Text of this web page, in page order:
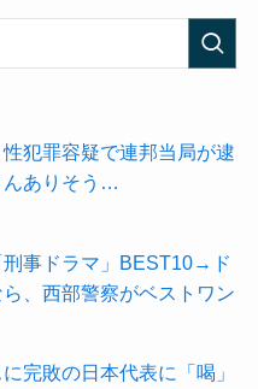
犯罪容疑で連邦当局が逮
ありそう…
刑事ドラマ」BEST10→ド
、西部警察がベストワン
完敗の日本代表に「喝」